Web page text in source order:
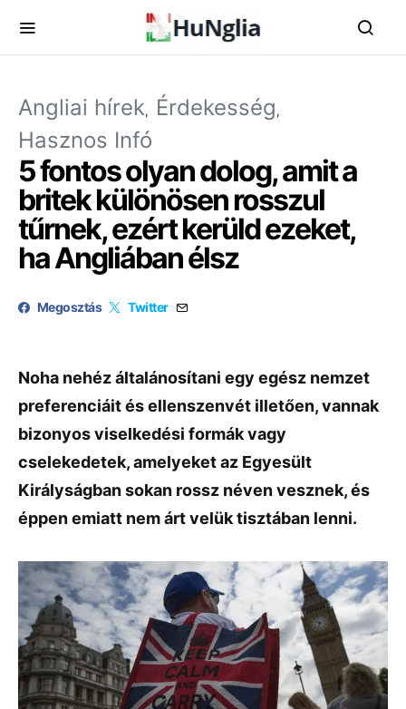
Angliai hírek Érdekesség
Hasznos Infó
5 fontos olyan dolog, amit a
britek különösen rosszul
tűrnek, ezért kerüld ezeket,
ha Angliában élsz
Megosztás Twitter
Noha nehéz általánosítani egy egész nemzet
preferenciáit és ellenszenvét illetően, vannak
bizonyos viselkedési formák vagy
cselekedetek, amelyeket az Egyesült
Királyságban sokan rossz néven vesznek, és
éppen emiatt nem árt velük tisztában lenni.